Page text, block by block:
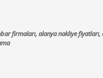
firmaları, alanya nakliye